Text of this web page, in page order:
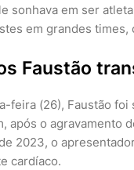
sonhava em ser
em grandes times,
Faustão
feira (26), Faustão foi
após o agravamento
2023, o
cardíaco.